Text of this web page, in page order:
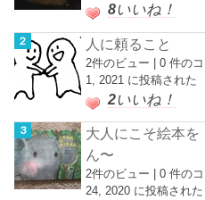
8いいね！
人に頼ること
2件のビュー |0 件の
1, 2021 に投稿された
2いいね！
大人にこそ絵本
ん〜
2件のビュー |0 件の
24, 2020 に投稿された